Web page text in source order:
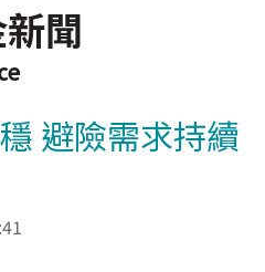
聞
避險需求持續